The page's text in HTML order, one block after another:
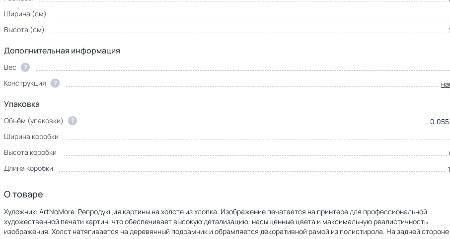
Ширина (см)
Высота (см)
Дополнительная информация
Вес ?
Конструкция
?
Упаковка
Объём (упаковки) ?
0.055
Ширина коробки
Высота коробки
Длина коробки
О товаре
Художник: ArtNoMore. Репродукция картины на холсте из хлопка. Изображение печатается на принтере для профессиональной
художественной печати картин, что обеспечивает высокую детализацию, насыщенные цвета и максимальную реалистичность
изображения. Холст натягивается на деревянный подрамник и обрамляется декоративной рамой из полистирола. На задней стороне